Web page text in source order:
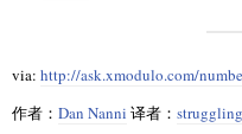
via: http://ask.xmodulo.com/
作者： Dan Nanni 译者：